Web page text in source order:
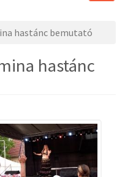
hastánc bemutató
hastánc